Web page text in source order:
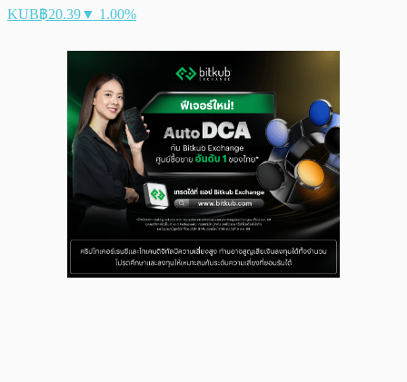
KUB฿20.39▼ 1.00%